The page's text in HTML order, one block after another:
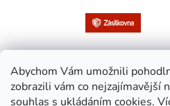
Abychom Vám umožnili
zobrazili vám co nejzajímavější
souhlas s ukládáním cookies.